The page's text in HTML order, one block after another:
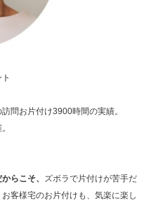
問お片付け3900時間の実績。
らこそ、
ズボラで片付けが苦手だ
客様宅のお片付けも、気楽に楽し